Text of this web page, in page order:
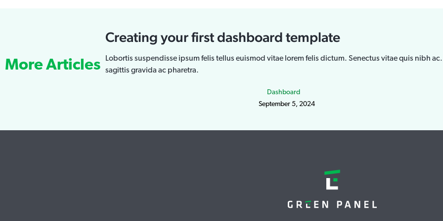
More Articles
Creating your first dashboard template
Lobortis suspendisse ipsum felis tellus euismod vitae lorem felis dictum. Senectus vitae quis nibh
sagittis gravida ac pharetra.
Dashboard
September 5, 2024